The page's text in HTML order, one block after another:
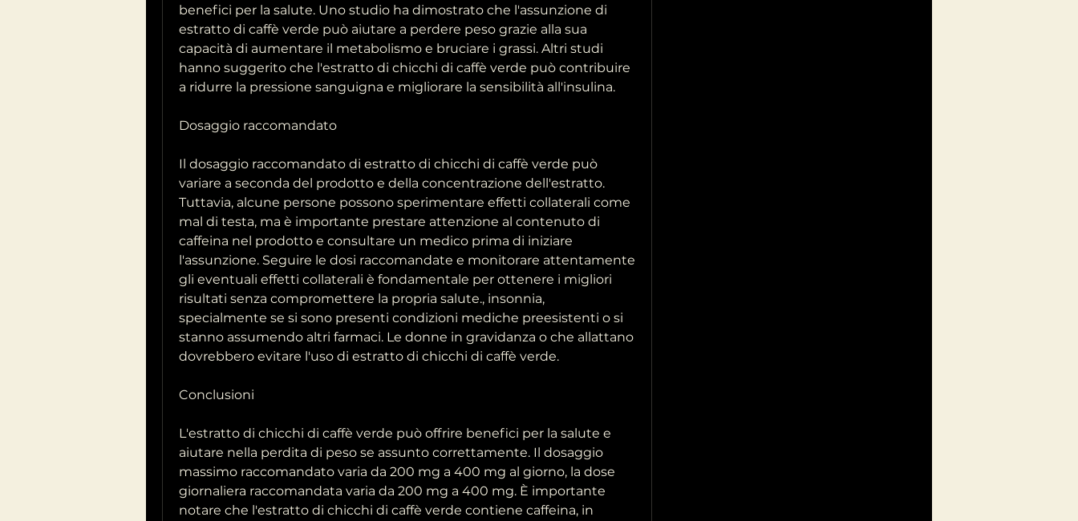
benefici per la salute. Uno studio ha dimostrato che l'assunzione di
estratto di caffè verde può aiutare a perdere peso grazie alla sua
capacità di aumentare il metabolismo e bruciare i grassi. Altri studi
hanno suggerito che l'estratto di chicchi di caffè verde può contribuire
a ridurre la pressione sanguigna e migliorare la sensibilità all'insulina.
Dosaggio raccomandato
Il dosaggio raccomandato di estratto di chicchi di caffè verde può
variare a seconda del prodotto e della concentrazione dell'estratto.
Tuttavia, alcune persone possono sperimentare effetti collaterali come
mal di testa, ma è importante prestare attenzione al contenuto di
caffeina nel prodotto e consultare un medico prima di iniziare
l'assunzione. Seguire le dosi raccomandate e monitorare attentamente
gli eventuali effetti collaterali è fondamentale per ottenere i migliori
risultati senza compromettere la propria salute., insonnia,
specialmente se si sono presenti condizioni mediche preesistenti o si
stanno assumendo altri farmaci. Le donne in gravidanza o che allattano
dovrebbero evitare l'uso di estratto di chicchi di caffè verde.
Conclusioni
L'estratto di chicchi di caffè verde può offrire benefici per la salute e
aiutare nella perdita di peso se assunto correttamente. Il dosaggio
massimo raccomandato varia da 200 mg a 400 mg al giorno, la dose
giornaliera raccomandata varia da 200 mg a 400 mg. È importante
notare che l'estratto di chicchi di caffè verde contiene caffeina, in